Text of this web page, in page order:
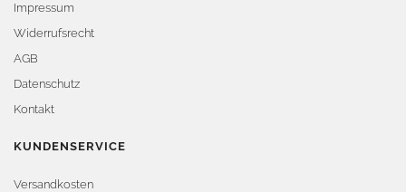
Impressum
Widerrufsrecht
AGB
Datenschutz
Kontakt
KUNDENSERVICE
Versandkosten